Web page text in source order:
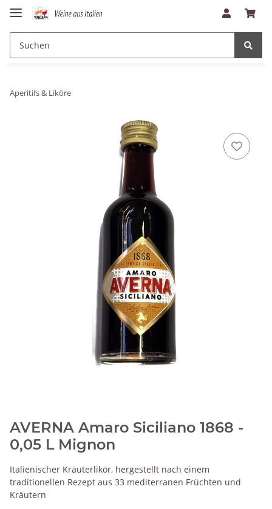
Aperitifs & Liköre
AVERNA Amaro Siciliano 1868 -
0,05 L Mignon
Italienischer Kräuterlikör, hergestellt nach einem
traditionellen Rezept aus 33 mediterranen Früchten und
Kräutern